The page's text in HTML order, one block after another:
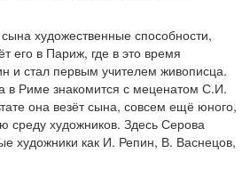
художественные способности,
его в Париж, где в это время
и стал первым учителем живописца.
в Риме знакомится с меценатом С.И.
она везёт сына, совсем ещё юного,
среду художников. Здесь Серова
художники как И. Репин, В. Васнецов,